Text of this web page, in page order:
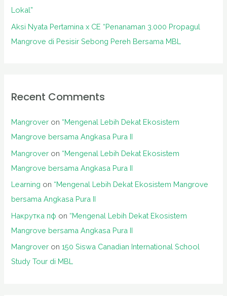
Lokal”
Aksi Nyata Pertamina x CE “Penanaman 3.000 Propagul
Mangrove di Pesisir Sebong Pereh Bersama MBL
Recent Comments
Mangrover on “Mengenal Lebih Dekat Ekosistem
Mangrove bersama Angkasa Pura II
Mangrover on “Mengenal Lebih Dekat Ekosistem
Mangrove bersama Angkasa Pura II
Learning on “Mengenal Lebih Dekat Ekosistem Mangrove
bersama Angkasa Pura II
Накрутка пф on “Mengenal Lebih Dekat Ekosistem
Mangrove bersama Angkasa Pura II
Mangrover on150 Siswa Canadian International School
Study Tour di MBL